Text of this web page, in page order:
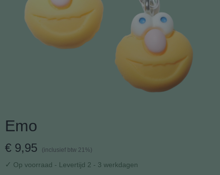
Emo
€ 9,95 (inclusief btw 21%)
✓ Op voorraad - Levertijd 2 - 3 werkdagen